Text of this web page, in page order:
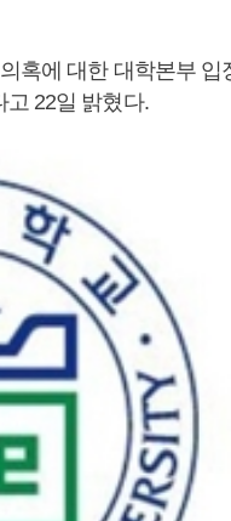
혹에 대한 대학본부 입
22일 밝혔다.